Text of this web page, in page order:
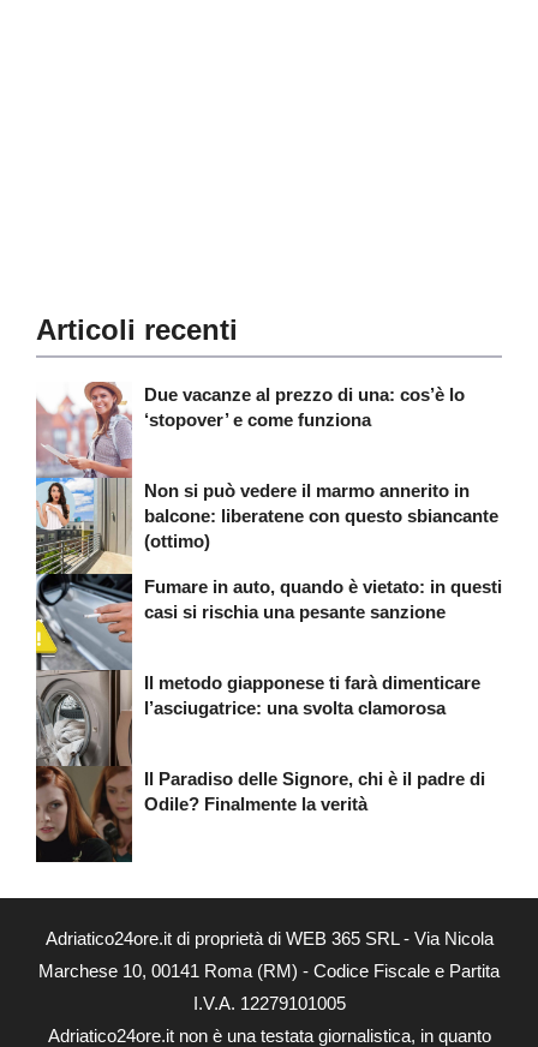
Articoli recenti
Due vacanze al prezzo di una: cos’è lo
‘stopover’ e come funziona
Non si può vedere il marmo annerito in
balcone: liberatene con questo sbiancante
(ottimo)
Fumare in auto, quando è vietato: in questi
casi si rischia una pesante sanzione
Il metodo giapponese ti farà dimenticare
l’asciugatrice: una svolta clamorosa
Il Paradiso delle Signore, chi è il padre di
Odile? Finalmente la verità
Adriatico24ore.it di proprietà di WEB 365 SRL - Via Nicola
Marchese 10, 00141 Roma (RM) - Codice Fiscale e Partita
I.V.A. 12279101005
Adriatico24ore.it non è una testata giornalistica, in quanto